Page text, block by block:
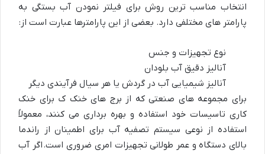
انتخاب مناسب ترین روش برای فیلتر نمودن آب بستگی به
پارامتر های مختلفی دارد. بعضی از این پارامترها عبارت است از:
نوع تجهیزات و جنس
آنالیز دقیق آب بلودان
آنالیز شیمیایی آب در گردش یا هر سیال فرآیندی دیگر
برای مجموعه های صنعتی که از برج های خنک ک برای خنک
کاری تاسیسات خود استفاده و بهره برداری می کنند، معمولاً
استفاده از نوعی سیستم تصفیه آب برای اطمینان از راندما
بالای دستگاه و عمر طولانی تجهیزات امری ضروری است. اگر آب